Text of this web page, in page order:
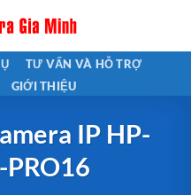
TƯ VẤN VÀ HỖ TRỢ
GIỚI THIỆU
IP HP-